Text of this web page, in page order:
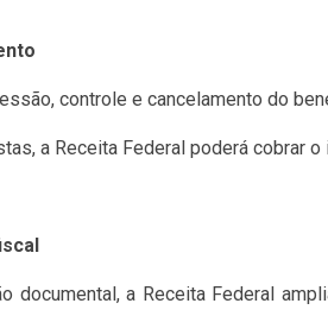
controle e cancelamento do
a Receita Federal poderá cobrar
documental, a Receita Federal